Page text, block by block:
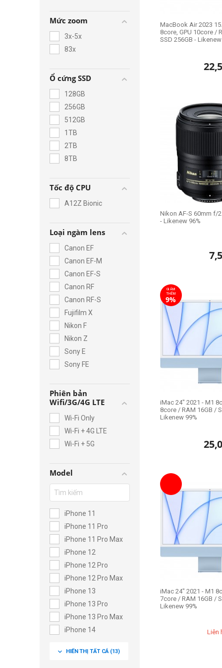
Apple M4 Pro CPU
Mức zoom
3x-5x
83x
Ổ cứng SSD
128GB
256GB
512GB
1TB
2TB
8TB
Tốc độ CPU
A12Z Bionic
Loại ngàm lens
Canon EF
Canon EF-M
Canon EF-S
Canon RF
Canon RF-S
Fujifilm X
Nikon F
Nikon Z
Sony E
Sony FE
Phiên bản
Wifi/3G/4G LTE
Wi-Fi Only
Wi-Fi + 4G LTE
Wi-Fi + 5G
Model
iPhone 11
iPhone 11 Pro
iPhone 11 Pro Max
iPhone 12
iPhone 12 Pro
iPhone 12 Pro Max
iPhone 13
iPhone 13 Pro
iPhone 13 Pro Max
iPhone 14
iPhone 14 Pro
expand_more HIỂN THỊ TẤT CẢ (13)
MacBook Air 2023
8core, GPU 10core /
SSD 256GB - Likenew
Nikon AF-S 60mm f/
- Likenew 96%
GIẢM
THÊM
9%
iMac 24" 2021 - M1
8core / RAM 16GB /
Likenew 99%
iMac 24" 2021 - M1
7core / RAM 16GB /
Likenew 99%
Liên